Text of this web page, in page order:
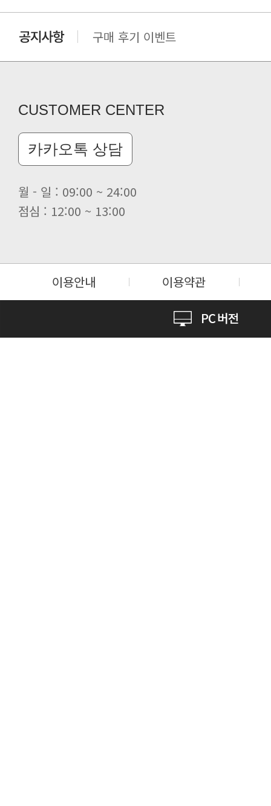
클린 공장명 변경
CUSTOMER CENTER
카카오톡 상담
월 - 일 : 09:00 ~ 24:00
점심 : 12:00 ~ 13:00
이용안내 이용약관